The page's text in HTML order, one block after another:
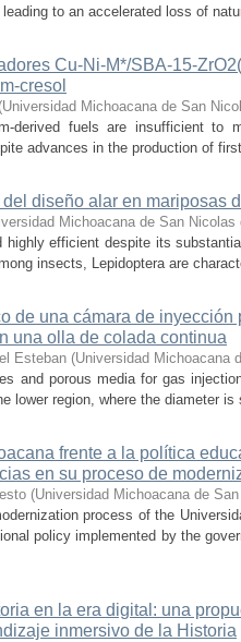
to an accelerated loss of
Cu-Ni-M*/SBA-15-
cresol
(Universidad Michoacana de San
derived fuels are insufficient to
advances in the production of
diseño alar en mariposas
Michoacana de San Nicolas
highly efficient despite its
insects, Lepidoptera are
de una cámara de
una olla de colada continua
Esteban (Universidad Michoacana
and porous media for gas
lower region, where the diameter
frente a la política
en su proceso de
(Universidad Michoacana de
process of the
policy implemented by the
en la era digital: una
inmersivo de la Historia